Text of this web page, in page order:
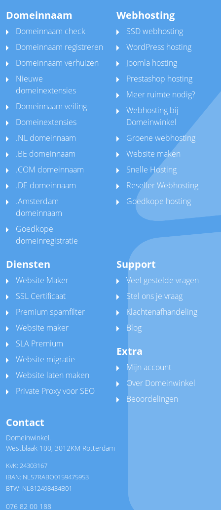
Domeinnaam
Domeinnaam check
Domeinnaam registreren
Domeinnaam verhuizen
Nieuwe
domeinextensies
Domeinnaam veiling
Domeinextensies
.NL domeinnaam
.BE domeinnaam
.COM domeinnaam
.DE domeinnaam
.Amsterdam
domeinnaam
Goedkope
domeinregistratie
Webhosting
SSD webhosting
WordPress hosting
Joomla hosting
Prestashop hosting
Meer ruimte nodig?
Webhosting bij
Domeinwinkel
Groene webhosting
Website maken
Snelle Hosting
Reseller Webhosting
Goedkope hosting
Diensten
Website Maker
SSL Certificaat
Premium spamfilter
Website maker
SLA Premium
Website migratie
Website laten maken
Private Proxy voor SEO
Support
Veel gestelde vragen
Stel ons je vraag
Klachtenafhandeling
Blog
Extra
Mijn account
Over Domeinwinkel
Beoordelingen
Contact
Domeinwinkel.
Westblaak 100, 3012KM Rotterdam
KvK: 24303167
IBAN: NL57RABO0159475953
BTW: NL812498434B01
076 82 00 188